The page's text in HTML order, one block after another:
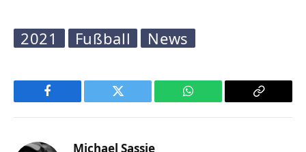
2021 Fußball News
Facebook Twitter WhatsApp
Copy
Michael Sassie